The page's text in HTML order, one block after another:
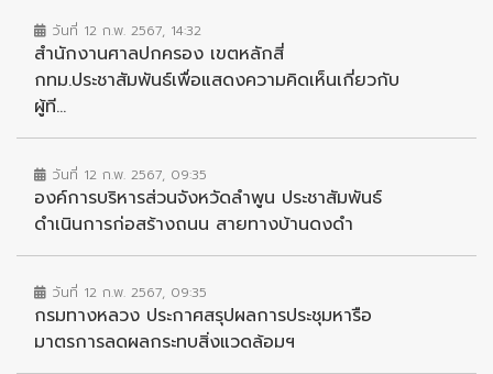
วันที่ 12 ก.พ. 2567, 14:32
สำนักงานศาลปกครอง เขตหลักสี่
กทม.ประชาสัมพันธ์เพื่อแสดงความคิดเห็นเกี่ยวกับ
ผู้ที...
วันที่ 12 ก.พ. 2567, 09:35
องค์การบริหารส่วนจังหวัดลำพูน ประชาสัมพันธ์
ดำเนินการก่อสร้างถนน สายทางบ้านดงดำ
วันที่ 12 ก.พ. 2567, 09:35
กรมทางหลวง ประกาศสรุปผลการประชุมหารือ
มาตรการลดผลกระทบสิ่งแวดล้อมฯ